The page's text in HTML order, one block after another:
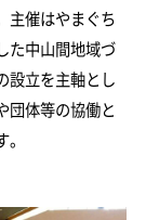
主催はやまぐち
た中山間地域づ
設立を主軸とし
団体等の協働と